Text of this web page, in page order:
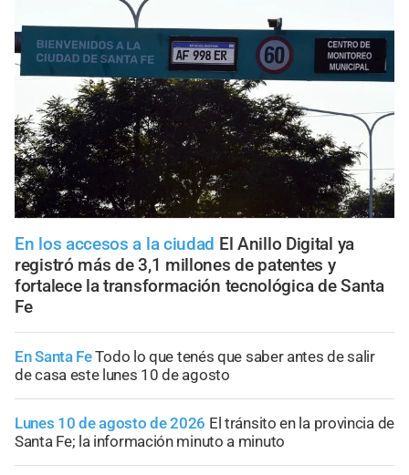
En los accesos a la ciudad El Anillo Digital ya
registró más de 3,1 millones de patentes y
fortalece la transformación tecnológica de Santa
Fe
En Santa FeTodo lo que tenés que saber antes de salir
de casa este lunes 10 de agosto
Lunes 10 de agosto de 2026 El tránsito en la provincia de
Santa Fe; la información minuto a minuto